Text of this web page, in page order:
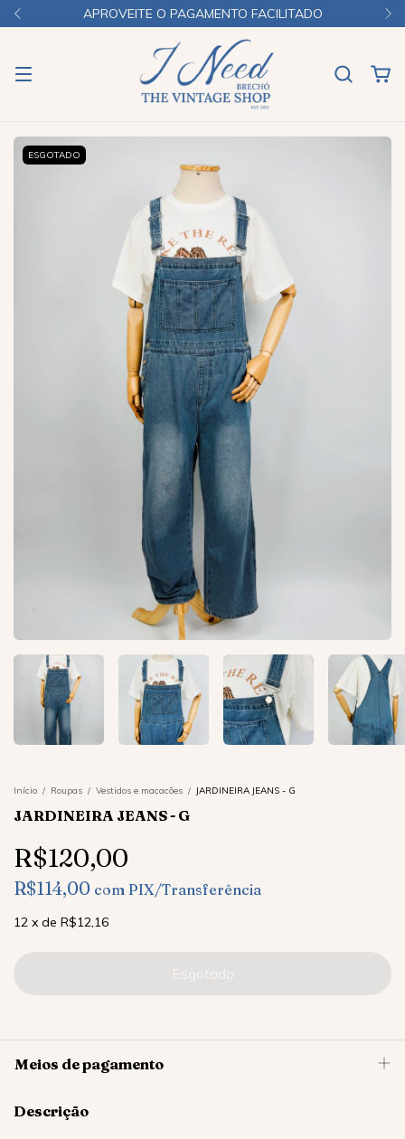
APROVEITE O PAGAMENTO FACILITADO
ESGOTADO
Início / Roupas / Vestidos e macacões / JARDINEIRA JEANS - G
JARDINEIRA JEANS - G
R$120,00
R$114,00 com PIX/Transferência
12 x de R$12,16
Meios de pagamento
Descrição